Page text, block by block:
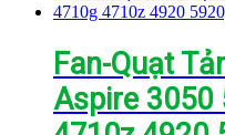
Fan-Quạt
Aspire 3050